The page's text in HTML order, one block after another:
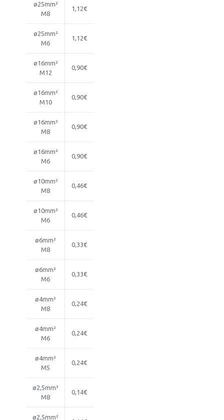
ø25mm²
M8
1,12€
ø25mm²
M6
1,12€
ø16mm²
M12
0,90€
ø16mm²
M10
0,90€
ø16mm²
M8
0,90€
ø16mm²
M6
0,90€
ø10mm²
M8
0,46€
ø10mm²
M6
0,46€
ø6mm²
M8
0,33€
ø6mm²
M6
0,33€
ø4mm²
M8
0,24€
ø4mm²
M6
0,24€
ø4mm²
M5
0,24€
ø2,5mm²
M8
0,14€
ø2,5mm²